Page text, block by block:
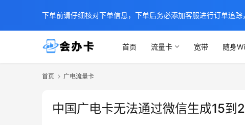
首页 流量卡 宽带 随身
首页 广电流量卡
中国广电卡无法通过微信生成15到
下单前请仔细核对下单信息，下单后务必添加客服进行订单追